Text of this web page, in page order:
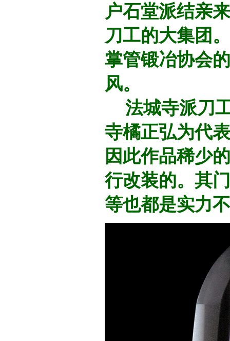
户石堂派结亲
刀工的大集团
掌管锻冶协会
风。
法城寺派刀
寺橘正弘为代
因此作品稀少
行改装的。其
等也都是实力